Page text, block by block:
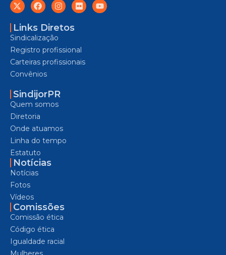
Links Diretos
Sindicalização
Registro profissional
Carteiras profissionais
Convênios
SindijorPR
Quem somos
Diretoria
Onde atuamos
Linha do tempo
Estatuto
Notícias
Notícias
Fotos
Vídeos
Comissões
Comissão ética
Código ética
Igualdade racial